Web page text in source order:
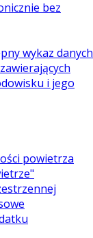
bez
wykaz danych
i jego
powietrza